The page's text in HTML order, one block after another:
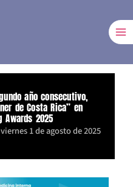
año consecutivo,
de Costa Rica” en
Awards 2025
viernes 1 de agosto de 2025